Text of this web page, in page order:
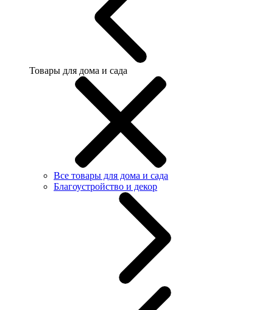
Товары для дома и сада
Все товары для дома и сада
Благоустройство и декор